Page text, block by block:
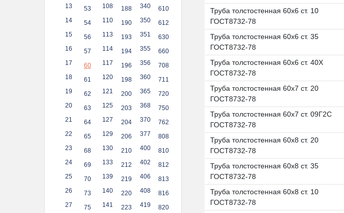
13
14
15
16
17
18
19
20
21
22
23
24
25
26
27
53
54
56
57
60
61
62
63
64
65
68
69
70
73
75
108
110
113
114
117
120
121
125
127
129
130
133
139
140
141
188
190
193
194
196
198
200
203
204
206
210
212
219
220
223
340
350
351
355
356
360
365
368
370
377
400
402
406
408
419
610
612
630
660
708
711
720
750
762
808
810
812
813
816
820
Труба толстостенная 60х6 ст. 10
ГОСТ8732-78
Труба толстостенная 60х6 ст. 35
ГОСТ8732-78
Труба толстостенная 60х6 ст. 40Х
ГОСТ8732-78
Труба толстостенная 60х7 ст. 20
ГОСТ8732-78
Труба толстостенная 60х7 ст. 09Г2С
ГОСТ8732-78
Труба толстостенная 60х8 ст. 20
ГОСТ8732-78
Труба толстостенная 60х8 ст. 35
ГОСТ8732-78
Труба толстостенная 60х8 ст. 10
ГОСТ8732-78